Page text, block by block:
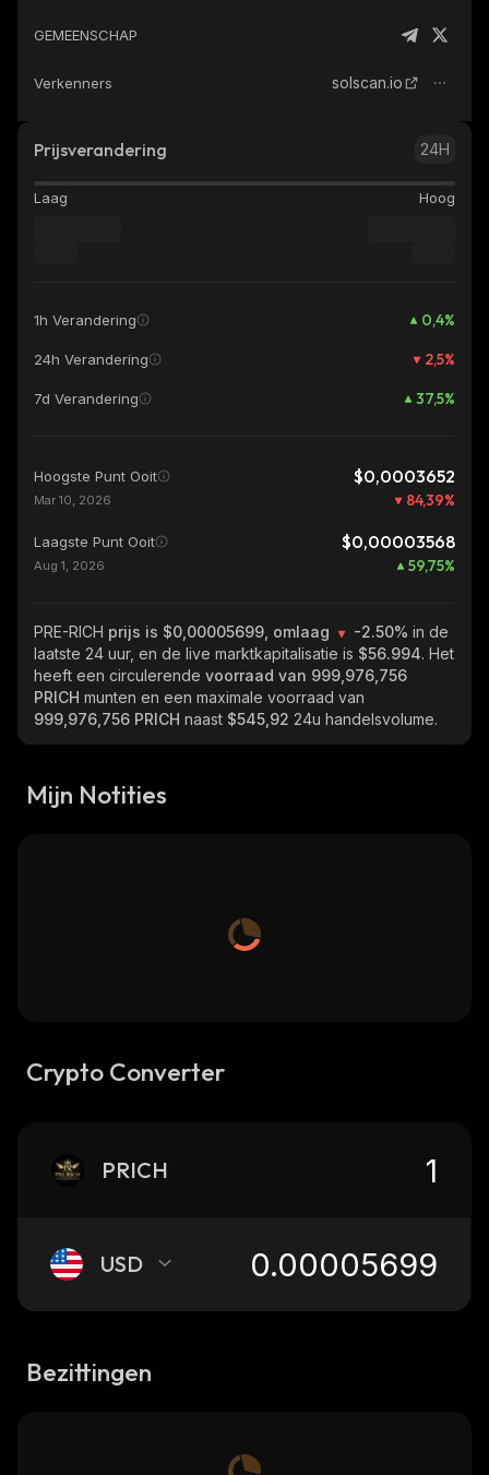
GEMEENSCHAP
Verkenners solscan.io
Prijsverandering 24H
Laag Hoog
1h Verandering 0,4%
24h Verandering 2,5%
7d Verandering 37,5%
Hoogste Punt Ooit $0,0003652
Mar 10, 2026 84,39%
Laagste Punt Ooit $0,00003568
Aug 1, 2026 59,75%
PRE-RICH prijs is $0,00005699, omlaag -2.50% in de
laatste 24 uur, en de live marktkapitalisatie is $56.994. Het
heeft een circulerende voorraad van 999,976,756
PRICH munten en een maximale voorraad van
999,976,756 PRICH naast $545,92 24u handelsvolume.
Mijn Notities
Crypto Converter
PRICH
USD
Bezittingen